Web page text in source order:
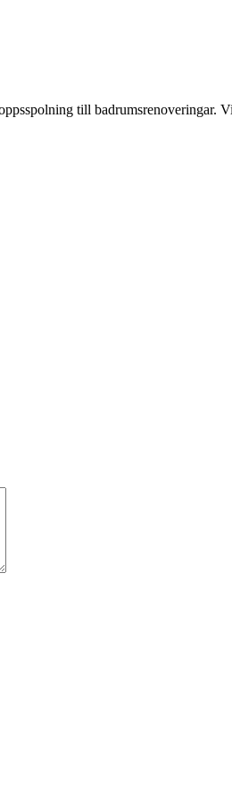
till badrumsrenoveringar.